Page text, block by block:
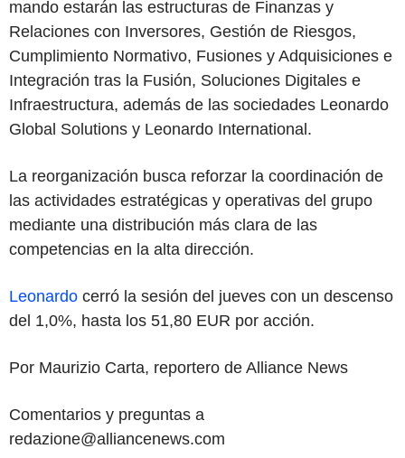
mando estarán las estructuras de Finanzas y
Relaciones con Inversores, Gestión de Riesgos,
Cumplimiento Normativo, Fusiones y Adquisiciones e
Integración tras la Fusión, Soluciones Digitales e
Infraestructura, además de las sociedades Leonardo
Global Solutions y Leonardo International.
La reorganización busca reforzar la coordinación de
las actividades estratégicas y operativas del grupo
mediante una distribución más clara de las
competencias en la alta dirección.
Leonardo cerró la sesión del jueves con un descenso
del 1,0%, hasta los 51,80 EUR por acción.
Por Maurizio Carta, reportero de Alliance News
Comentarios y preguntas a
redazione@alliancenews.com